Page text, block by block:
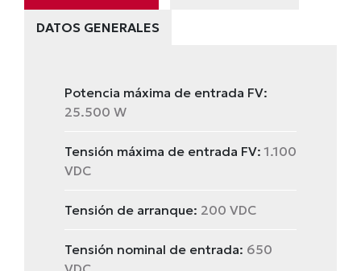
DATOS GENERALES
Potencia máxima de entrada FV:
25.500 W
Tensión máxima de entrada FV: 1.100
VDC
Tensión de arranque: 200 VDC
Tensión nominal de entrada: 650